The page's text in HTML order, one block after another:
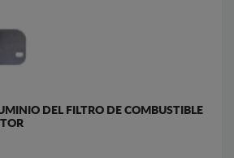
DEL FILTRO DE COMBUSTIBLE